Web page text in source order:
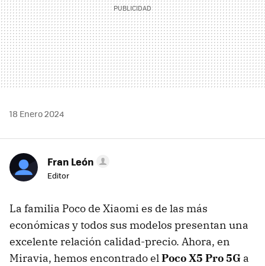
18 Enero 2024
Fran León
Editor
La familia Poco de Xiaomi es de las más
económicas y todos sus modelos presentan una
excelente relación calidad-precio. Ahora, en
Miravia, hemos encontrado elPoco X5 Pro 5G a